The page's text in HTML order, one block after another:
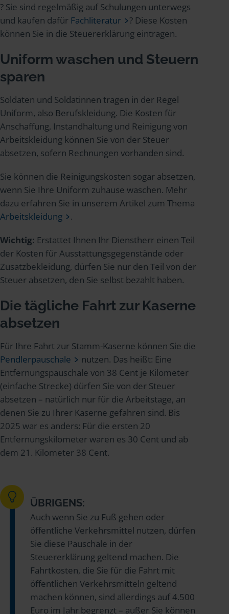
? Sie sind regelmäßig auf Schulungen unterwegs
und kaufen dafür Fachliteratur
? Diese Kosten
können Sie in die Steuererklärung eintragen.
Uniform waschen und Steuern
sparen
Soldaten und Soldatinnen tragen in der Regel
Uniform, also Berufskleidung. Die Kosten für
Anschaffung, Instandhaltung und Reinigung von
Arbeitskleidung können Sie von der Steuer
absetzen, sofern Rechnungen vorhanden sind.
Sie können die Reinigungskosten sogar absetzen,
wenn Sie Ihre Uniform zuhause waschen. Mehr
dazu erfahren Sie in unserem Artikel zum Thema
Arbeitskleidung
.
Wichtig: Erstattet Ihnen Ihr Dienstherr einen Teil
der Kosten für Ausstattungsgegenstände oder
Zusatzbekleidung, dürfen Sie nur den Teil von der
Steuer absetzen, den Sie selbst bezahlt haben.
Die tägliche Fahrt zur Kaserne
absetzen
Für Ihre Fahrt zur Stamm-Kaserne können Sie die
Pendlerpauschale
nutzen. Das heißt: Eine
Entfernungspauschale von 38 Cent je Kilometer
(einfache Strecke) dürfen Sie von der Steuer
absetzen – natürlich nur für die Arbeitstage, an
denen Sie zu Ihrer Kaserne gefahren sind. Bis
2025 war es anders: Für die ersten 20
Entfernungskilometer waren es 30 Cent und ab
dem 21. Kilometer 38 Cent.
ÜBRIGENS:
Auch wenn Sie zu Fuß gehen oder
öffentliche Verkehrsmittel nutzen, dürfen
Sie diese Pauschale in der
Steuererklärung geltend machen. Die
Fahrtkosten, die Sie für die Fahrt mit
öffentlichen Verkehrsmitteln geltend
machen können, sind allerdings auf 4.500
Euro im Jahr begrenzt – außer Sie können